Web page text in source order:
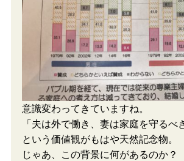
意識変わってきていますね。
「夫は外で働き、妻は家庭を守るべ
という価値観がもはや天然記念物。
じゃあ、この背景に何があるのか？